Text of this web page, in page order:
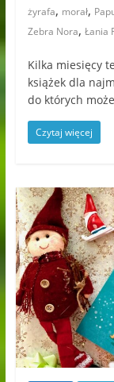
żyrafa, morał,
Zebra Nora, Łania
Kilka miesięcy
książek dla
do których
Czytaj więcej